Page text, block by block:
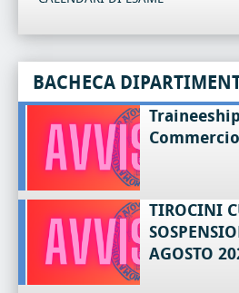
BACHECA
TIROCINI
AGOSTO